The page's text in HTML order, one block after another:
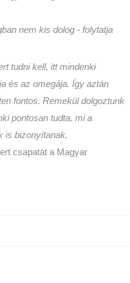
nem kis dolog - folytatja
tudni kell, itt mindenki
és az omegája. Így aztán
fontos. Remekül dolgoztunk
pontosan tudta, mi a
is bizonyítanak.
csapatát a Magyar